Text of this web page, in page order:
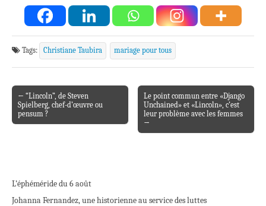
Tags: Christiane Taubira mariage pour tous
Post navigation
← “Lincoln”, de Steven
Spielberg, chef-d’œuvre ou
pensum ?
Le point commun entre «Django
Unchained» et «Lincoln», c’est
leur problème avec les femmes
→
L’éphéméride du 6 août
Johanna Fernandez, une historienne au service des luttes